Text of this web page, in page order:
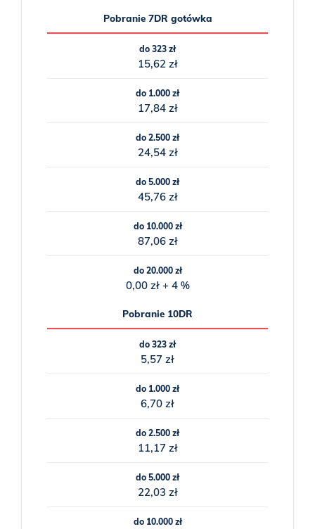
Pobranie 7DR gotówka
do 323 zł
15,62 zł
do 1.000 zł
17,84 zł
do 2.500 zł
24,54 zł
do 5.000 zł
45,76 zł
do 10.000 zł
87,06 zł
do 20.000 zł
0,00 zł + 4 %
Pobranie 10DR
do 323 zł
5,57 zł
do 1.000 zł
6,70 zł
do 2.500 zł
11,17 zł
do 5.000 zł
22,03 zł
do 10.000 zł